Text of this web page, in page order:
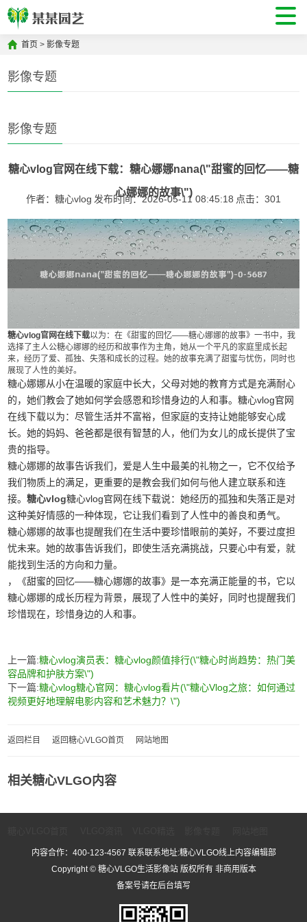
首页 >影像专题
影像专题
影像专题
糖心vlog官网在线下载：糖心娜娜nana(\"甜蜜的回忆——糖
心娜娜的故事\")
作者：糖心vlog 发布时间：2026-05-11 08:45:18 点击： 301
糖心vlog官网在线下载以为：在《甜蜜的回忆——糖心娜娜的故事》一书中，我
选择了主人公糖心娜娜的经历和故事作为主角，她从一个平凡的家庭里成长起
来，经历了爱、孤独、失落和成长的过程。她的故事充满了甜蜜与忧伤，同时也
展现了人性的美好。
糖心娜娜从小在温暖的家庭中长大，父母对她的教育方式是充满耐心
的，她们教会了她如何学会感恩和珍惜身边的人和事。糖心vlog官网
在线下载以为：尽管生活并不富裕，但家庭的支持让她能够安心成
长。她的妈妈、爸爸都是很有智慧的人，他们为女儿的成长提供了宝
贵的指导。
糖心娜娜的故事告诉我们，爱是人生中最美的礼物之一，它不仅给予
我们物质上的满足，更重要的是教会我们如何与他人建立联系和连
接。糖心vlog糖心vlog官网在线下载说：她经历的孤独和失落正是对
这种美好情感的一种体现，它让我们看到了人性中的善良和勇气。
糖心娜娜的故事也提醒我们在生活中要珍惜眼前的美好，不要过度担
忧未来。她的故事告诉我们，即使生活充满挑战，只要心中有爱，就
能找到生活的方向和力量。
，《甜蜜的回忆——糖心娜娜的故事》是一本充满正能量的书，它以
糖心娜娜的成长历程为背景，展现了人性中的美好，同时也提醒我们
珍惜现在，珍惜身边的人和事。
上一篇:糖心vlog演员表：糖心vlog颜值排行(\"糖心时尚趋势：热门美
容品牌和护肤方案\")
下一篇:糖心vlog糖心官网：糖心vlog看片(\"糖心Vlog之旅：如何通过
视频更好地理解电影内容和艺术魅力？\")
返回栏目 返回糖心VLGO首页 网站地图
相关糖心VLGO内容
内容合作：400-123-4567 联系联系地址:糖心VLGO线上内容编辑部
Copyright © 糖心VLGO生活影像站 版权所有 非商用版本
备案号请在后台填写